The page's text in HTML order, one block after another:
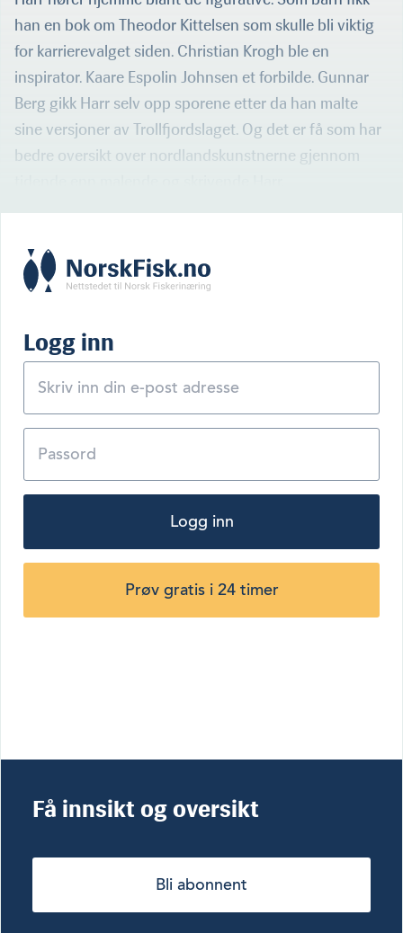
han en bok om Theodor Kittelsen som skulle bli viktig
for karrierevalget siden. Christian Krogh ble en
inspirator. Kaare Espolin Johnsen et forbilde. Gunnar
Berg gikk Harr selv opp sporene etter da han malte
sine versjoner av Trollfjordslaget. Og det er få som har
bedre oversikt over nordlandskunstnerne gjennom
Logg inn
Logg inn
Prøv gratis i 24 timer
Få innsikt og oversikt
Bli abonnent